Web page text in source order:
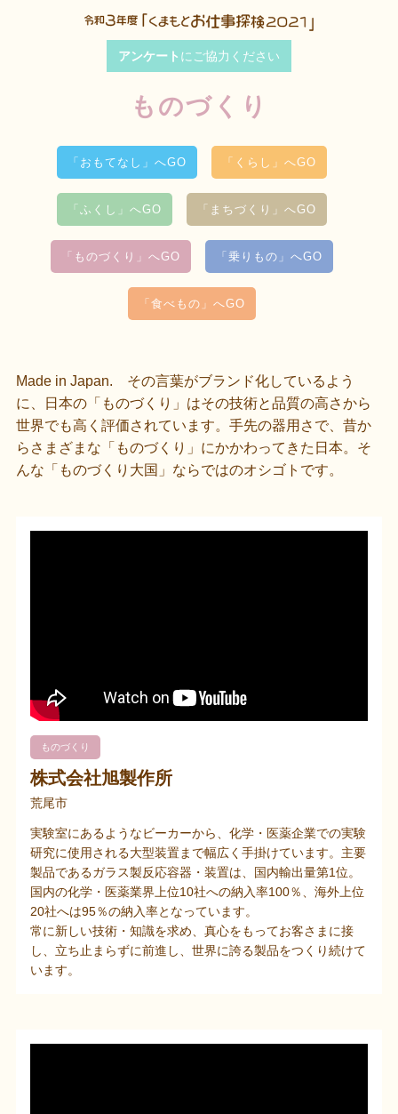
アンケート にご協力ください
ものづくり
「おもてなし」へGO 「くらし」へGO
「ふくし」へGO 「まちづくり」へGO
「ものづくり」へGO 「乗りもの」へGO
「食べもの」へGO
Made in Japan. その言葉がブランド化しているよう
に、日本の「ものづくり」はその技術と品質の高さから
世界でも高く評価されています。手先の器用さで、昔か
らさまざまな「ものづくり」にかかわってきた日本。そ
んな「ものづくり大国」ならではのオシゴトです。
ものづくり
株式会社旭製作所
荒尾市
実験室にあるようなビーカーから、化学・医薬企業での実験
研究に使用される大型装置まで幅広く手掛けています。主要
製品であるガラス製反応容器・装置は、国内輸出量第1位。
国内の化学・医薬業界上位10社への納入率100％、海外上位
20社へは95％の納入率となっています。
常に新しい技術・知識を求め、真心をもってお客さまに接
し、立ち止まらずに前進し、世界に誇る製品をつくり続けて
います。